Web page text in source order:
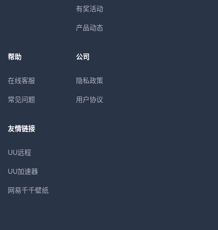
有奖活动
产品动态
帮助
在线客服
常见问题
公司
隐私政策
用户协议
友情链接
UU远程
UU加速器
网易千千壁纸